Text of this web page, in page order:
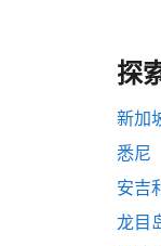
探
新加
悉尼
安吉
龙目